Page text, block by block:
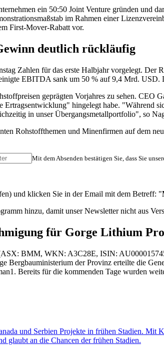
ein 50:50 Joint Venture gründen und
im Rahmen einer
First-Mover-Rabatt vor.
deutlich rückläufig
Zahlen für das erste Halbjahr vorgelegt. Der
EBITDA sank um 50 % auf 9,4 Mrd.
geprägten Vorjahres zu sehen.
hingelegt habe. "Während
in unser Übergangsmetallportfolio", so
Rohstoffthemen und Minenfirmen auf dem
Mit dem Absenden bestätigen Sie, dass Sie
und klicken Sie in der Email mit dem Betreff: "
hinzu, damit unser Newsletter nicht aus
für Gorge Lithium
BMM, WKN: A3C28E, ISIN:
Bergbauministerium der Provinz erteilte die
Bereits für die kommenden Tage wurden
und Serbien Projekte in frühen Stadien. Mit
glaubt an die Chancen der frühen Stadien.